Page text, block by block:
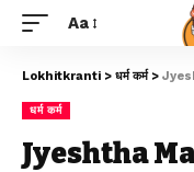
Aa
Lokhitkranti > धर्म कर्म>
धर्म कर्म
Jyeshtha